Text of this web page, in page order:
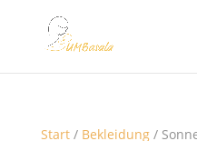
Start/ Bekleidung/